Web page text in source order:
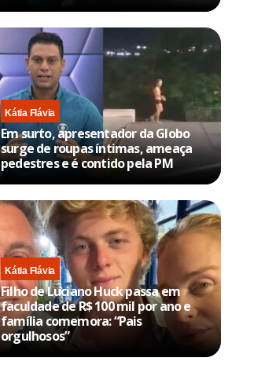
Kátia Flávia
Em surto, apresentador da Globo
surge de roupas íntimas, ameaça
pedestres e é contido pela PM
Kátia Flávia
Filho de Luciano Huck passa em
faculdade de R$ 100 mil por ano e
família comemora: “Pais
orgulhosos”